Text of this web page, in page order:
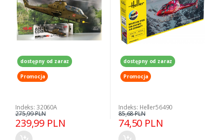
dostępny od zaraz
Promocja
Indeks: 32060A
239,99 PLN
275,99 PLN
dostępny od zaraz
Promocja
Indeks: Heller56490
74,50 PLN
85,68 PLN